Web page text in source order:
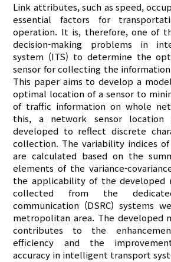
Link attributes, such as speed,
essential factors for
operation. It is, therefore, one of
decision-making problems in
system (ITS) to determine the
sensor for collecting the
This paper aims to develop a
optimal location of a sensor to
of traffic information on whole
this, a network sensor location
developed to reflect discrete
collection. The variability indices
are calculated based on the
elements of the variance-
the applicability of the developed
collected from the
communication (DSRC) systems
metropolitan area. The developed
contributes to the
efficiency and the
accuracy in intelligent transport